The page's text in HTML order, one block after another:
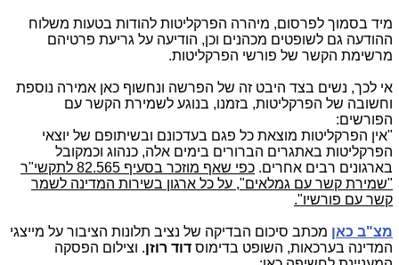
מיד בסמוך לפרסום, מיהרה הפרקליטות להודות בטעות משלוח
ההודעה גם לשופטים מכהנים וכן, הודיעה על גריעת פרטיהם
מרשימת הקשר של פורשי הפרקליטות.
אי לכך, נשים בצד היבט זה של הפרשה ונחשוף כאן אמירה נוספת
וחשובה של הפרקליטות, בזמנו, בנוגע לשמירת הקשר עם
הפורשים:
"אין הפרקליטות מוצאת כל פגם בעדכונם ובשיתופם של יוצאי
הפרקליטות באתגרים הברורים בימים אלה, כנהוג וכמקובל
בארגונים רבים אחרים.
כפי שאף מוזכר בסעיף 82.565 לתקשי"ר
"שמירת קשר עם גמלאים", על כל ארגון בשירות המדינה לשמר
קשר עם פורשיו".
מצ"ב כאן מכתב סיכום הבדיקה של נציב תלונות הציבור על מייצגי
המדינה בערכאות, השופט בדימוס דוד רוזן. וצילום הפסקה